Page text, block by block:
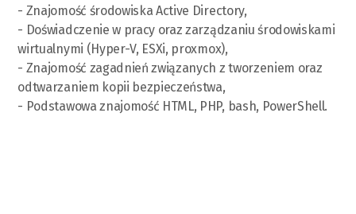
- Znajomość środowiska Active Directory,
- Doświadczenie w pracy oraz zarządzaniu środowiskami
wirtualnymi (Hyper-V, ESXi, proxmox),
- Znajomość zagadnień związanych z tworzeniem oraz
odtwarzaniem kopii bezpieczeństwa,
- Podstawowa znajomość HTML, PHP, bash, PowerShell.